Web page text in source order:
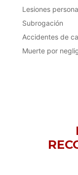
Lesiones
Subrogación
Accidentes de
Muerte por